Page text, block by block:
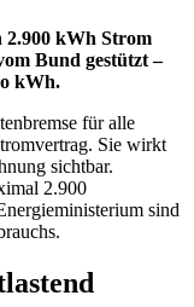
2.900 kWh Strom
Bund gestützt –
kWh.
für alle
Sie wirkt
sichtbar.
2.900
sind